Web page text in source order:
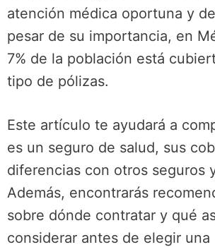
atención médica oportuna y
pesar de su importancia, en
7% de la población está
tipo de pólizas.
Este artículo te ayudará a
es un seguro de salud, sus
diferencias con otros seguros
Además, encontrarás
sobre dónde contratar y qué
considerar antes de elegir una